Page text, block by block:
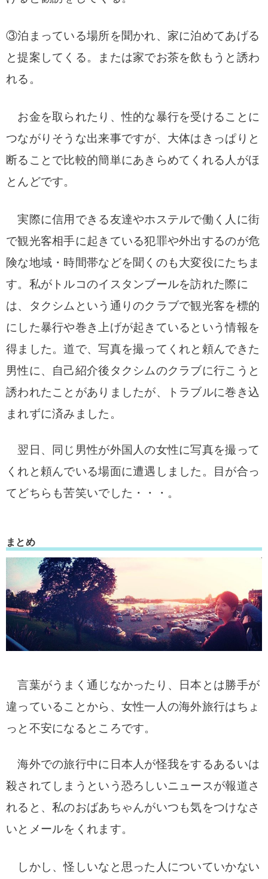
③泊まっている場所を聞かれ、家に泊めてあげる
と提案してくる。または家でお茶を飲もうと誘わ
れる。
お金を取られたり、性的な暴行を受けることに
つながりそうな出来事ですが、大体はきっぱりと
断ることで比較的簡単にあきらめてくれる人がほ
とんどです。
実際に信用できる友達やホステルで働く人に街
で観光客相手に起きている犯罪や外出するのが危
険な地域・時間帯などを聞くのも大変役にたちま
す。 私がトルコのイスタンブールを訪れた際に
は、タクシムという通りのクラブで観光客を標的
にした暴行や巻き上げが起きているという情報を
得ました。道で、写真を撮ってくれと頼んできた
男性に、自己紹介後タクシムのクラブに行こうと
誘われたことがありましたが、トラブルに巻き込
まれずに済みました。
翌日、同じ男性が外国人の女性に写真を撮って
くれと頼んでいる場面に遭遇しました。目が合っ
てどちらも苦笑いでした・・・。
まとめ
言葉がうまく通じなかったり、日本とは勝手が
違っていることから、女性一人の海外旅行はちょ
っと不安になるところです。
海外での旅行中に日本人が怪我をするあるいは
殺されてしまうという恐ろしいニュースが報道さ
れると、私のおばあちゃんがいつも気をつけなさ
いとメールをくれます。
しかし、怪しいなと思った人についていかない